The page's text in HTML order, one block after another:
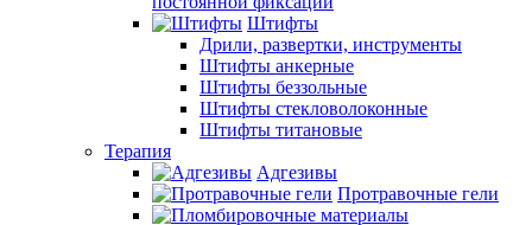
Штифты
Дрили, развертки, инструменты
Штифты анкерные
Штифты беззольные
Штифты стекловолоконные
Штифты титановые
Терапия
Адгезивы
Протравочные гели